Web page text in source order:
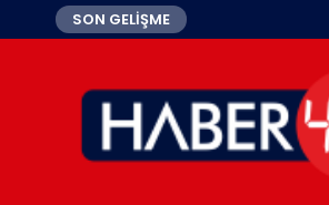
SON GELİŞME